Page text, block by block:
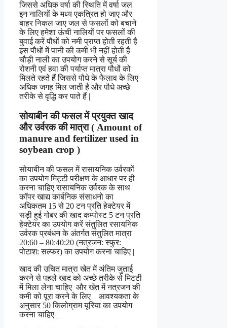
जिससे अधिक वर्षा की स्थिति में वर्षा जल
इन नालियों के मध्य एकत्रित हो जाए और
बाहर निकल जाए जल से फसलों को बचाने
के लिए हमेशा ऊंची नालियों पर फसलों की
बुवाई करें पौधों को नमी प्राप्त होती रहती है
इस पौधों में पानी की कमी भी नहीं होती है
चौड़ी नाली का उपयोग करने से सूर्य की
रोशनी एवं हवा की पर्याप्त मात्रा पौधों को
मिलते रहते हैं जिससे पौधे के फैलाव के लिए
अधिक जगह मिल जाती है और पौधे अच्छे
तरीके से वृद्धि कर पाते हैं |
सोयाबीन की फसल में प्रयुक्त खाद
और उर्वरक की मात्रा ( Amount of
manure and fertilizer used in
soybean crop )
सोयाबीन की फसल में रासायनिक उर्वरकों
का उपयोग मिट्टी परीक्षण के आधार पर ही
करना चाहिए रासायनिक उर्वरक के साथ
कॉपर खाद्य कार्बनिक संसाधनो का
अधिकतम 15 से 20 टन प्रति हेक्टेयर में
सड़ी हुई गोबर की खाद कम्पोस्ट 5 टन प्रति
हेक्टेयर का उपयोग करें संतुलित रसायनिक
उर्वरक प्रबंधन के अंतर्गत संतुलित मात्रा
20:60 – 80:40:20 (नत्रजन: स्फुर:
पोटाश: सल्फर) का उपयोग करना चाहिए |
खाद की उचित मात्रा खेत में अंतिम जुताई
करने से पहले खाद को अच्छे तरीके से मिटटी
में मिला लेना चाहिए और खेत में नत्रजन की
कमी को पूरा करने के लिए आवश्यकता के
अनुसार 50 किलोग्राम यूरिया का उपयोग
करना चाहिए |